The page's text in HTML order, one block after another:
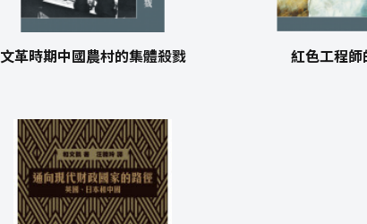
文革時期中國農村的集體殺戮 紅色工程師